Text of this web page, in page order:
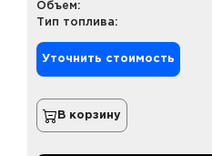
Объем:
Тип топлива:
Уточнить стоимость
В корзину